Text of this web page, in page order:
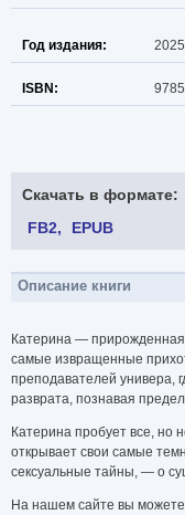
Год издания: 2025
ISBN:
Скачать в формате:
FB2
EPUB
Описание книги
Катерина — прирожденная
самые извращенные
преподавателей универа,
разврата, познавая
Катерина пробует все, но
открывает свои самые
сексуальные тайны, — о
На нашем сайте вы можете